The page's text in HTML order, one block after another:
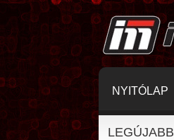
NYITÓLAP
LEGÚJABB